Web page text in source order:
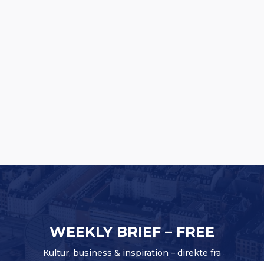
WEEKLY BRIEF – FREE
Kultur, business & inspiration – direkte fra